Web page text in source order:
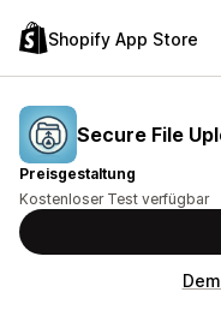
Shopify App Store
Secure File
Preisgestaltung
Kostenloser Test verfügbar